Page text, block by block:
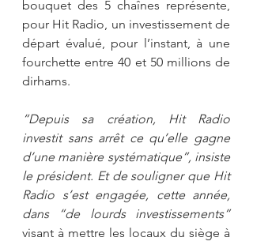
bouquet des 5 chaînes représente,
pour Hit Radio, un investissement de
départ évalué, pour l’instant, à une
fourchette entre 40 et 50 millions de
dirhams.
“Depuis sa création, Hit Radio
investit sans arrêt ce qu’elle gagne
d’une manière systématique”, insiste
le président. Et de souligner que Hit
Radio s’est engagée, cette année,
dans “de lourds investissements”
visant à mettre les locaux du siège à